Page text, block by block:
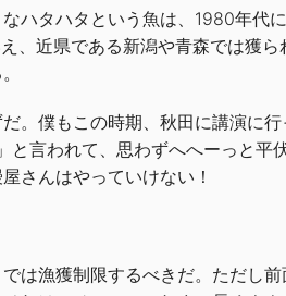
ハタハタという魚は、1980年代
近県である新潟や青森では獲ら
。僕もこの時期、秋田に講演に
言われて、思わずへへーっと平
さんはやっていけない！
は漁獲制限するべきだ。ただし